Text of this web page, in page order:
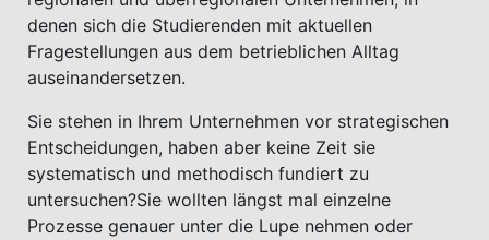
denen sich die Studierenden mit aktuellen
Fragestellungen aus dem betrieblichen Alltag
auseinandersetzen.
Sie stehen in Ihrem Unternehmen vor strategischen
Entscheidungen, haben aber keine Zeit sie
systematisch und methodisch fundiert zu
untersuchen?Sie wollten längst mal einzelne
Prozesse genauer unter die Lupe nehmen oder